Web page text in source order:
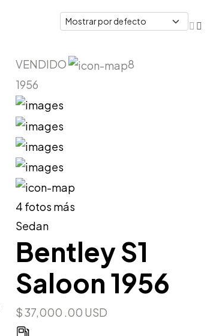
VENDIDO
8
1956
4 fotos más
Sedan
Bentley S1
Saloon 1956
$ 37,000 .00 USD